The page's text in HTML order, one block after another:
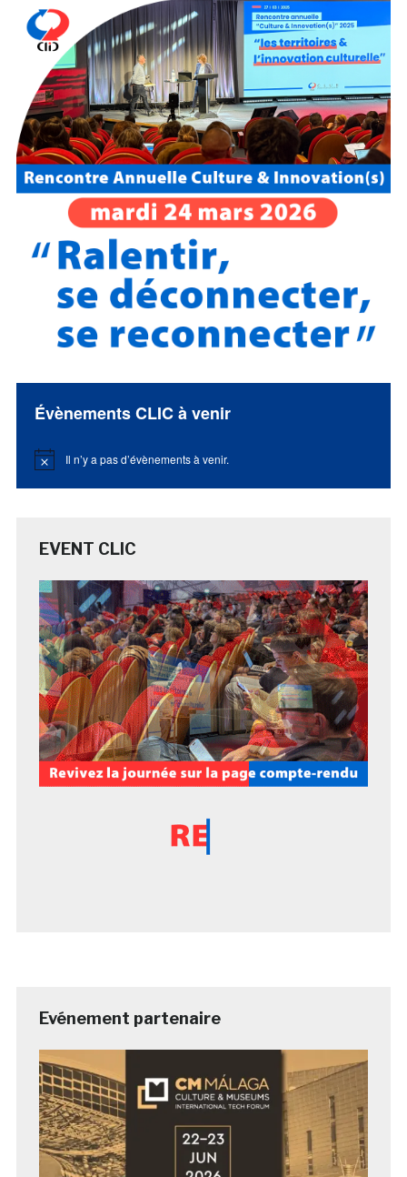
Évènements CLIC à venir
Notice Il n’y a pas d’évènements à venir.
EVENT CLIC
Evénement partenaire